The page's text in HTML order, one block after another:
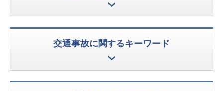
交通事故に関するキーワード